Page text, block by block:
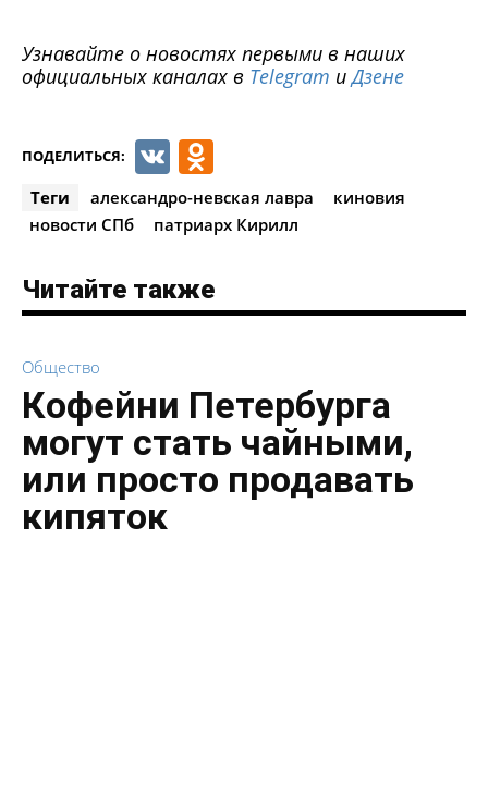
Узнавайте о новостях первыми в наших
официальных каналах в Telegram иДзене
ПОДЕЛИТЬСЯ: VK
Теги александро-невская лавра
киновия
новости СПб
патриарх Кирилл
Читайте также
Общество
Кофейни Петербурга
могут стать чайными,
или просто продавать
кипяток